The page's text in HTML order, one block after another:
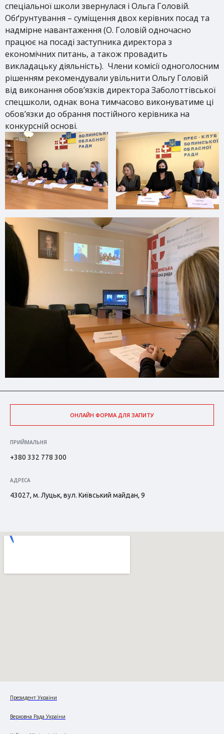
спеціальної школи звернулася і Ольга Головій.
Обґрунтування – суміщення двох керівних посад та
надмірне навантаження (О. Головій одночасно
працює на посаді заступника директора з
економічних питань, а також провадить
викладацьку діяльність). Члени комісії одноголосним
рішенням рекомендували увільнити Ольгу Головій
від виконання обов’язків директора Заболоттівської
спецшколи, однак вона тимчасово виконуватиме ці
обов’язки до обрання постійного керівника на
конкурсній основі.
ОНЛАЙН ФОРМА ДЛЯ ЗАПИТУ
ПРИЙМАЛЬНЯ
+380 332 778 300
АДРЕСА
43027, м. Луцьк, вул. Київський майдан, 9
Президент України
Верховна Рада України